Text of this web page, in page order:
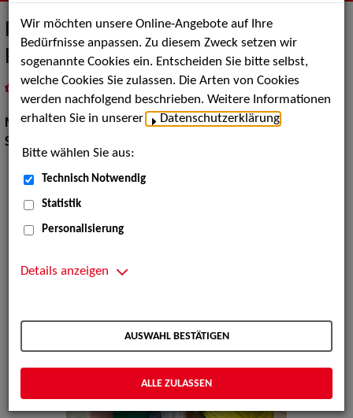
Rodscha aus Kambodscha & Tom
Palme
Musik:Pop, Rock & Tanzmusik, Musik für Kinder
Show:
Wir möchten unsere Online-Angebote auf Ihre
Bedürfnisse anpassen. Zu diesem Zweck setzen wir
sogenannte Cookies ein. Entscheiden Sie bitte selbst,
welche Cookies Sie zulassen. Die Arten von Cookies
werden nachfolgend beschrieben. Weitere Informationen
erhalten Sie in unserer
Datenschutzerklärung
Bitte wählen Sie aus:
Technisch Notwendig
Statistik
Personalisierung
Details anzeigen
AUSWAHL BESTÄTIGEN
ALLE ZULASSEN